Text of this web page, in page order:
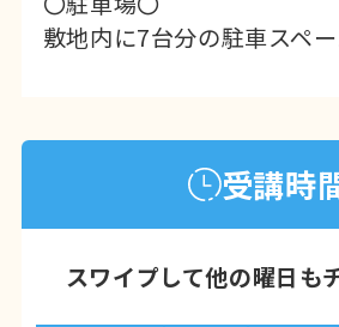
本年もどうぞよろしくお願
2026年1月5日(月)〜2026
4回無料体験できるキャン
中！
敷地内に7台分の駐車スペ
受講時
スワイプして他の曜日も